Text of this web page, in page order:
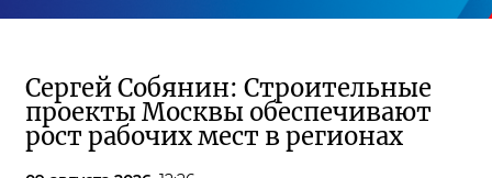
Сергей Собянин: Строительные
проекты Москвы обеспечивают
рост рабочих мест в регионах